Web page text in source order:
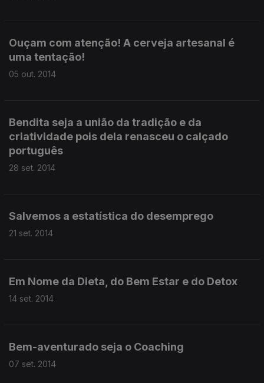
Ouçam com atenção! A cerveja artesanal é
uma tentação!
05 out. 2014
Bendita seja a união da tradição e da
criatividade pois dela renasceu o calçado
português
28 set. 2014
Salvemos a estatística do desemprego
21 set. 2014
Em Nome da Dieta, do Bem Estar e do Detox
14 set. 2014
Bem-aventurado seja o Coaching
07 set. 2014